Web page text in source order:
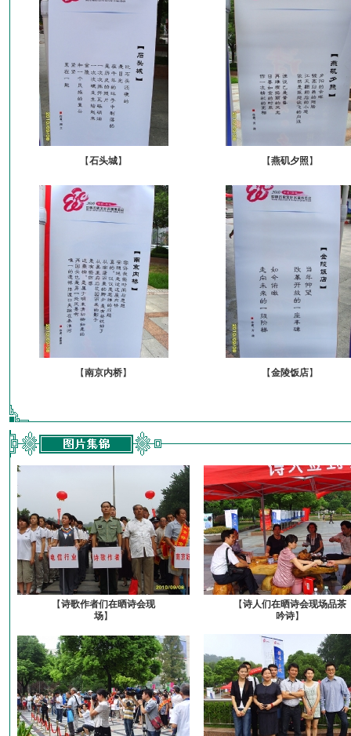
【石头城】 【燕矶夕照 】
【南京内桥】 【金陵饭店】
【诗歌作者们在晒诗会现
场】
【诗人们在晒诗会现场品茶
吟诗】